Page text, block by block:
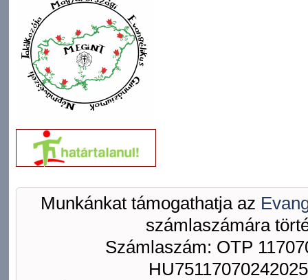
Munkánkat támogathatja az
számlaszámára
Számlaszám: OTP